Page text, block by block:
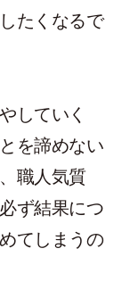
たくなるで
していく
を諦めない
職人気質
ず結果につ
てしまうの